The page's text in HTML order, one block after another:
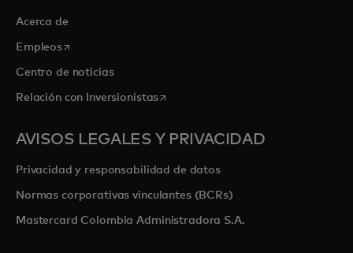
Acerca de
Empleosse abre en una pestaña nueva
Centro de noticias
Relación con Inversionistasse abre en una pestaña nueva
AVISOS LEGALES Y PRIVACIDAD
Privacidad y responsabilidad de datos
Normas corporativas vinculantes (BCRs)
Mastercard Colombia Administradora S.A.